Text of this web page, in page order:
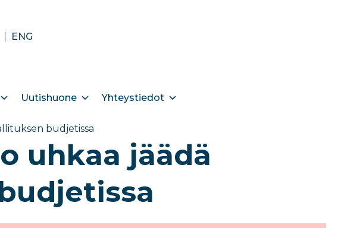
ENG
Uutishuone Yhteystiedot
budjetissa
uhkaa jäädä